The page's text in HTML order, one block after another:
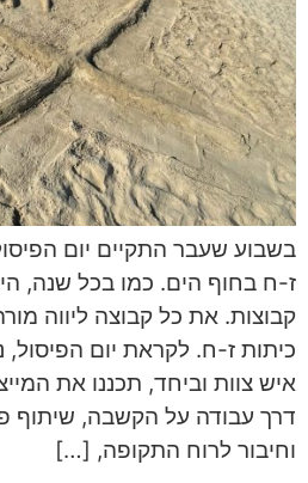
בשבוע שעבר התקיים יום
ז-ח בחוף הים. כמו בכל שנה,
קבוצות. את כל קבוצה ליווה
כיתות ז-ח. לקראת יום
איש צוות וביחד, תכננו את
דרך עבודה על הקשבה, שיתוף
וחיבור לרוח התקופה, […]